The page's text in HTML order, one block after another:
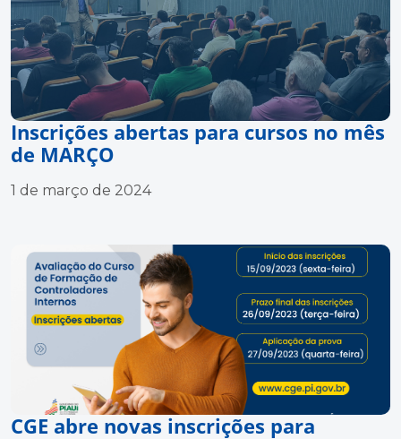
Inscrições abertas para cursos no mês
de MARÇO
1 de março de 2024
CGE abre novas inscrições para